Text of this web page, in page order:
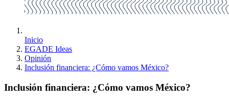
Inicio
EGADE Ideas
Opinión
Inclusión financiera: ¿Cómo vamos México?
Inclusión financiera: ¿Cómo vamos México?